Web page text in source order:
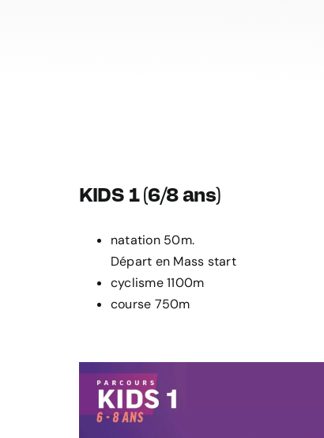
KIDS 1 (6/8 ans)
natation 50m.
Départ en Mass start
cyclisme 1100m
course 750m